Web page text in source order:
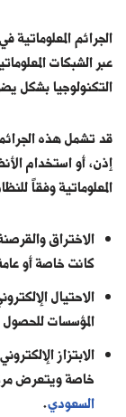
الجرائم
عبر الشبكات
التكنولوجيا بشكل
قد تشمل هذه الجرائم
إذن، أو استخدام
المعلوماتية وفقاً
الاختراق
كانت خاصة أو
الاحتيال
المؤسسات
الابتزاز
خاصة ويتعرض
السعودي.